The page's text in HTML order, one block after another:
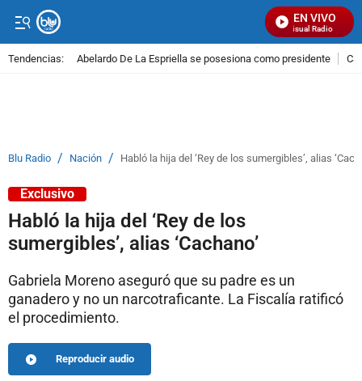
EN VIVO
Señal Visual Radio
Tendencias: Abelardo De La Espriella se posesiona como presidente
Blu Radio / Nación / Habló la hija del ‘Rey de los sumergibles’, alias
Exclusivo
Habló la hija del ‘Rey de los
sumergibles’, alias ‘Cachano’
Gabriela Moreno aseguró que su padre es un
ganadero y no un narcotraficante. La Fiscalía ratificó
el procedimiento.
Reproducir audio